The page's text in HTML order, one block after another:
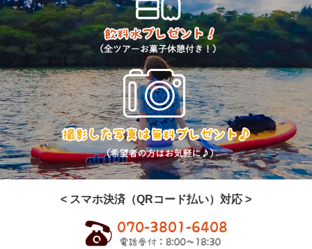
< スマホ決済（QRコード払い）対応 >